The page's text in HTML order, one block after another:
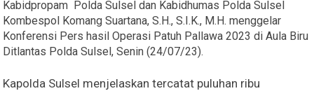
Kabidpropam Polda Sulsel dan Kabidhumas Polda Sulsel
Kombespol Komang Suartana, S.H., S.I.K., M.H. menggelar
Konferensi Pers hasil Operasi Patuh Pallawa 2023 di Aula Biru
Ditlantas Polda Sulsel, Senin (24/07/23).
Kapolda Sulsel menjelaskan tercatat puluhan ribu